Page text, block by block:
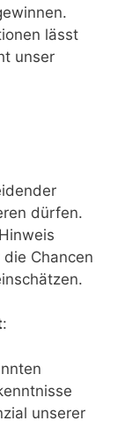
lässt
unser
dürfen.
Chancen
:
unserer